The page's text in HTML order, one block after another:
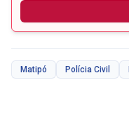
Matipó Polícia Civil